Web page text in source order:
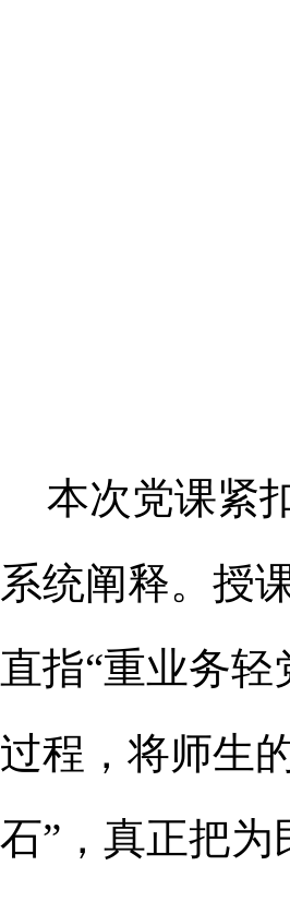
本次党课紧
系统阐释。授
直指“重业务轻
过程，将师生
石”，真正把